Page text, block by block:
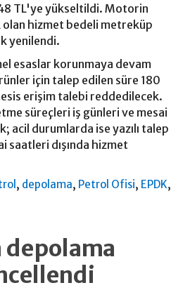
TL'ye yükseltildi. Motorin
hizmet bedeli metreküp
yenilendi.
esaslar korunmaya devam
için talep edilen süre 180
erişim talebi reddedilecek.
süreçleri iş günleri ve mesai
acil durumlarda ise yazılı talep
saatleri dışında hizmet
, depolama, Petrol Ofisi, EPDK,